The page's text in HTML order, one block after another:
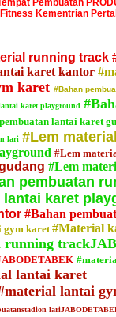
Pembuatan
Kementrian
running track
karet kantor
karet #Bahan
karet playground
lantai karet
lari #Lem
#Lem
#Lem
pembuatan
karet
#Bahan
gym karet#Material
running
lantai karet
lantai